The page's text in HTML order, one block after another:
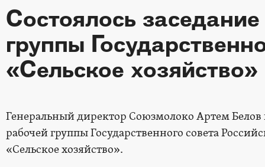
Состоялось
группы
«Сельское хозяйство»
Генеральный директор Союзмолоко Артем Белов
рабочей группы Государственного совета
«Сельское хозяйство».